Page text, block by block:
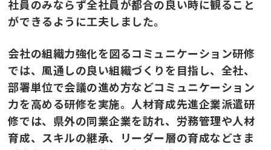
社員のみならず全社員が都合の良い時に観ること
ができるように工夫しました。
会社の組織力強化を図るコミュニケーション研修
では、風通しの良い組織づくりを目指し、全社、
部署単位で会議の進め方などコミュニケーション
力を高める研修を実施。人材育成先進企業派遣研
修では、県外の同業企業を訪れ、労務管理や人材
育成、スキルの継承、リーダー層の育成などさま